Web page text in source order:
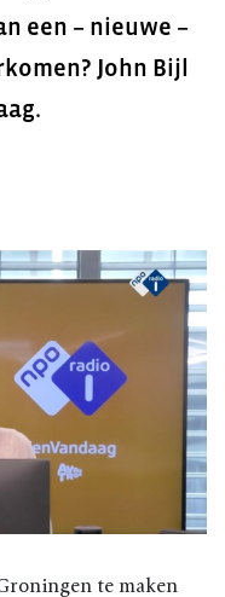
een – nieuwe –
John Bijl
te maken